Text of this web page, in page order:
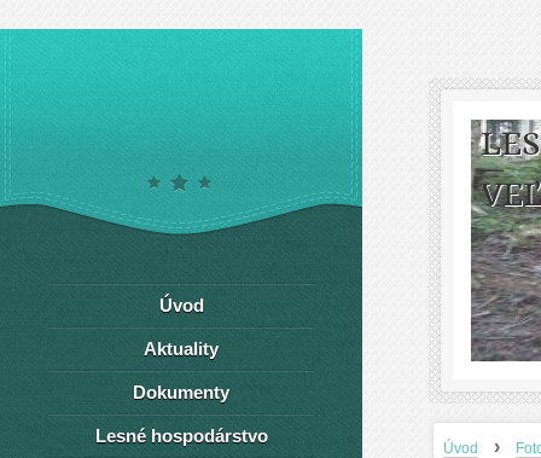
Úvod ›
Úvod
Aktuality
Dokumenty
Lesné hospodárstvo